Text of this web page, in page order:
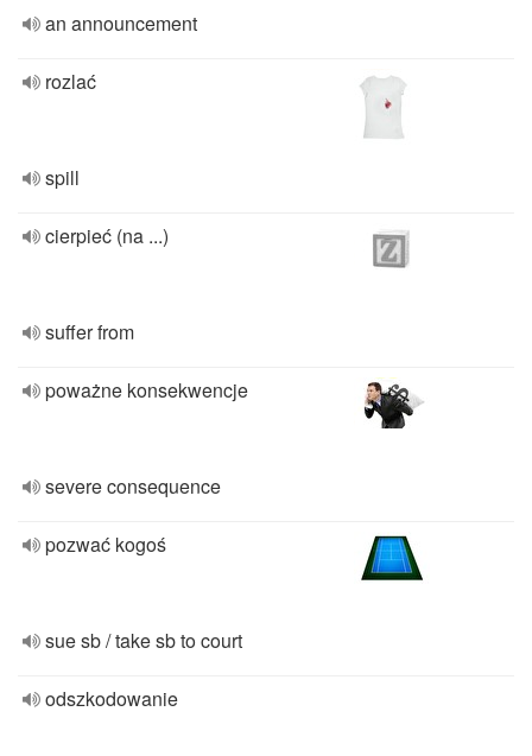
an announcement
rozlać
spill
cierpieć (na ...)
suffer from
poważne konsekwencje
severe consequence
pozwać kogoś
sue sb / take sb to court
odszkodowanie